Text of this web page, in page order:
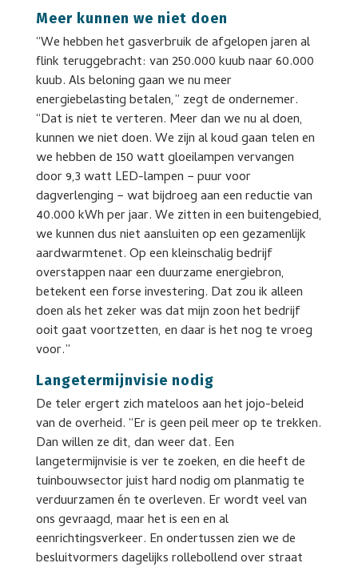
Meer kunnen we niet doen
“We hebben het gasverbruik de afgelopen jaren al
flink teruggebracht: van 250.000 kuub naar 60.000
kuub. Als beloning gaan we nu meer
energiebelasting betalen,” zegt de ondernemer.
“Dat is niet te verteren. Meer dan we nu al doen,
kunnen we niet doen. We zijn al koud gaan telen en
we hebben de 150 watt gloeilampen vervangen
door 9,3 watt LED-lampen − puur voor
dagverlenging − wat bijdroeg aan een reductie van
40.000 kWh per jaar. We zitten in een buitengebied,
we kunnen dus niet aansluiten op een gezamenlijk
aardwarmtenet. Op een kleinschalig bedrijf
overstappen naar een duurzame energiebron,
betekent een forse investering. Dat zou ik alleen
doen als het zeker was dat mijn zoon het bedrijf
ooit gaat voortzetten, en daar is het nog te vroeg
voor.”
Langetermijnvisie nodig
De teler ergert zich mateloos aan het jojo-beleid
van de overheid. “Er is geen peil meer op te trekken.
Dan willen ze dit, dan weer dat. Een
langetermijnvisie is ver te zoeken, en die heeft de
tuinbouwsector juist hard nodig om planmatig te
verduurzamen én te overleven. Er wordt veel van
ons gevraagd, maar het is een en al
eenrichtingsverkeer. En ondertussen zien we de
besluitvormers dagelijks rollebollend over straat